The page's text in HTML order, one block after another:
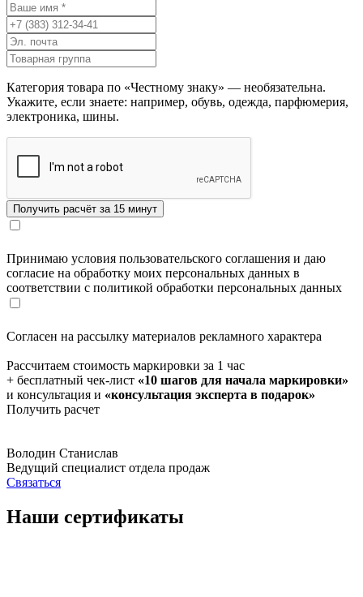
Категория товара по «Честному знаку» — необязательна.
Укажите, если знаете: например, обувь, одежда, парфюмерия,
электроника, шины.
Принимаю условия пользовательского соглашения и даю
согласие на обработку моих персональных данных в
соответствии с политикой обработки персональных данных
Согласен на рассылку материалов рекламного характера
Рассчитаем стоимость маркировки за 1 час
+ бесплатный чек-лист «10 шагов для начала маркировки»
и консультация и «консультация эксперта в подарок»
Получить расчет
Володин Станислав
Ведущий специалист отдела продаж
Связаться
Наши сертификаты